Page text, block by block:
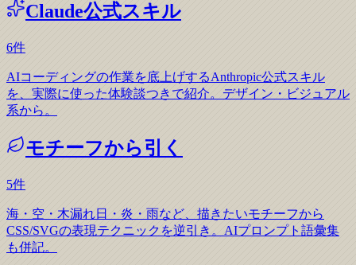
Claude公式スキル
6件
AIコーディングの作業を底上げするAnthropic公式スキル
を、実際に使った体験談つきで紹介。デザイン・ビジュアル
系から。
モチーフから引く
5件
海・空・木漏れ日・炎・雨など、描きたいモチーフから
CSS/SVGの表現テクニックを逆引き。AIプロンプト語彙集
も併記。